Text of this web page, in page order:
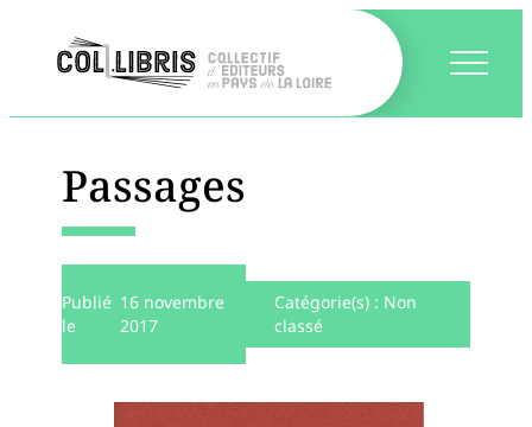
Passages
Publié
le
16 novembre
2017
Catégorie(s) : Non
classé